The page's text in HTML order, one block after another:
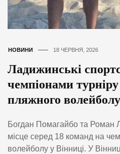
НОВИНИ 18 ЧЕРВНЯ, 2026
Ладижинські
чемпіонами
пляжного волейболу
Богдан Помагайбо та Роман
місце серед 18 команд на
волейболу у Вінниці. У